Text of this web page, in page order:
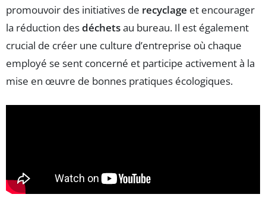
promouvoir des initiatives de recyclage et encourager
la réduction desdéchetsau bureau. Il est également
crucial de créer une culture d’entreprise où chaque
employé se sent concerné et participe activement à la
mise en œuvre de bonnes pratiques écologiques.